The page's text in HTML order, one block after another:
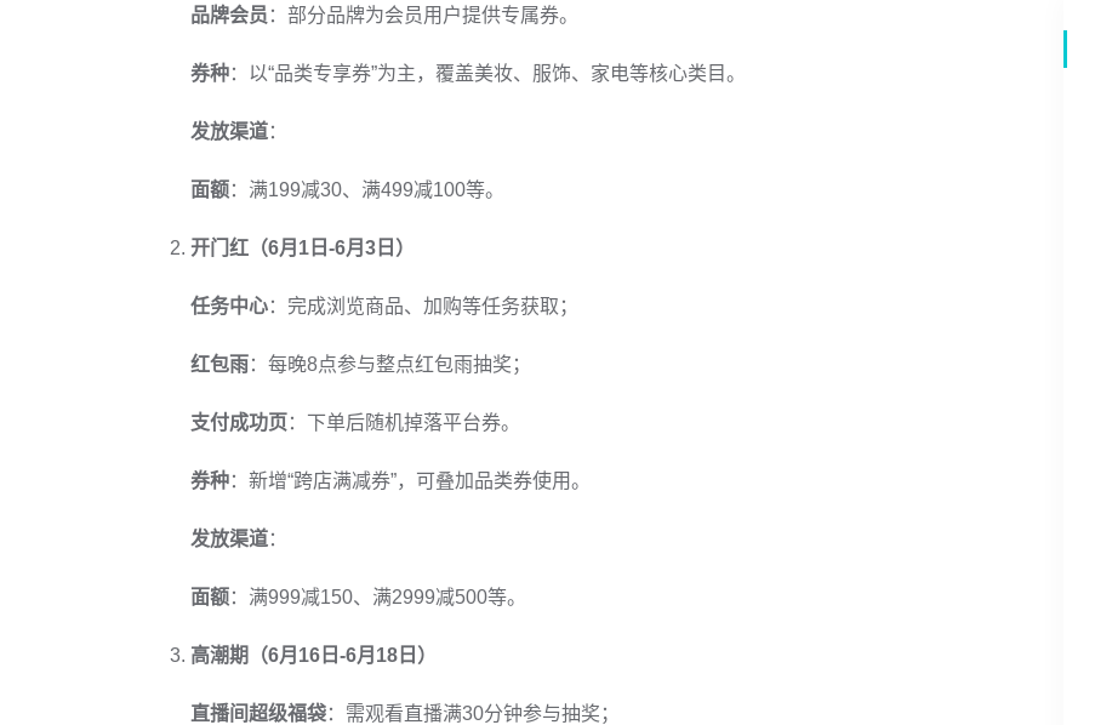
品牌会员 ：部分品牌为会员用户提供专属券。
券种：以“品类专享券”为主，覆盖美妆、服饰、家电等核心类目。
发放渠道：
面额：满199减30、满499减100等。
开门红（6月1日-6月3日）
任务中心：完成浏览商品、加购等任务获取；
红包雨 ：每晚8点参与整点红包雨抽奖；
支付成功页 ：下单后随机掉落平台券。
券种：新增“跨店满减券”，可叠加品类券使用。
发放渠道：
面额：满999减150、满2999减500等。
高潮期（6月16日-6月18日）
直播间超级福袋：需观看直播满30分钟参与抽奖；